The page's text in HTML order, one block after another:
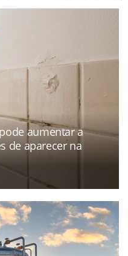
aumentar a
de aparecer na